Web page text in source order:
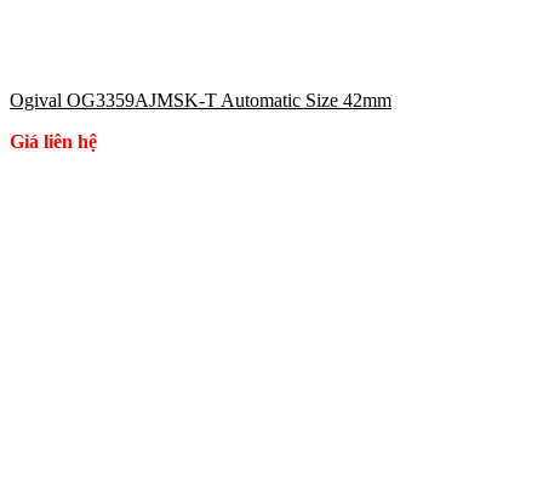
Ogival OG3359AJMSK-T Automatic Size 42mm
Giá liên hệ